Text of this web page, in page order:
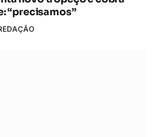
“precisamos”